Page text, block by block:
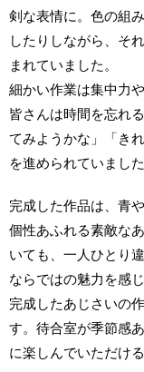
剣な表情に。色の組
したりしながら、そ
まれていました。
細かい作業は集中力
皆さんは時間を忘れ
てみようかな」「き
を進められていました
完成した作品は、青
個性あふれる素敵な
いても、一人ひとり
ならではの魅力を感
完成したあじさいの
す。待合室が季節感
に楽しんでいただけ